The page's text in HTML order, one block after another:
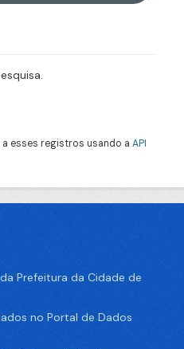
esses registros usando a API
Prefeitura da Cidade de
no Portal de Dados